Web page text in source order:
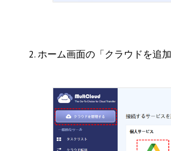
2. ホーム画面の「クラウドを追